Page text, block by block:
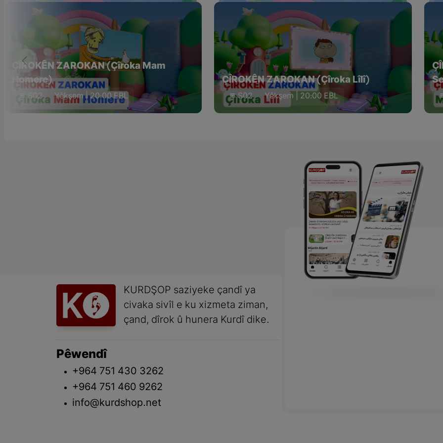
ÇÎROKÊN ZAROKAN (Çîroka Mam
Homere)
S02 Yêkşem | 20:00 EBL
ÇÎROKÊN ZAROKAN (Çîroka Lîlî)
S02 Yêkşem | 20:00 EBL
KURDŞOP saziyeke çandî ya
civaka sivîl e ku xizmeta ziman,
çand, dîrok û hunera Kurdî dike.
Pêwendî
+964 751 430 3262
+964 751 460 9262
info@kurdshop.net